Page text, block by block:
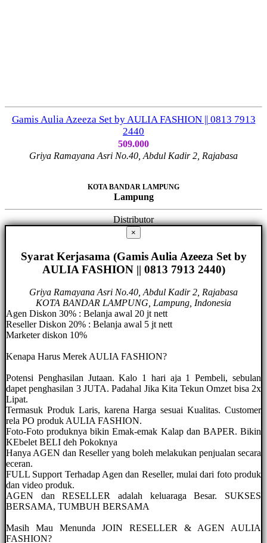
Gamis Aulia Azeeza Set by AULIA FASHION || 0813 7913
2440
509.000
Griya Ramayana Asri No.40, Abdul Kadir 2, Rajabasa
KOTA BANDAR LAMPUNG
Lampung
Distributor
×
Syarat Kerjasama (Gamis Aulia Azeeza Set by
AULIA FASHION || 0813 7913 2440)
Griya Ramayana Asri No.40, Abdul Kadir 2, Rajabasa
KOTA BANDAR LAMPUNG, Lampung, Indonesia
Agen Diskon 30% : Belanja awal 20 jt nett
Reseller Diskon 20% : Belanja awal 5 jt nett
Marketer diskon 10%
Kenapa Harus Merek AULIA FASHION?
Potensi Penghasilan Jutaan. Kalo 1 hari aja 1 Pembeli, sebulan
dapet penghasilan 3 JUTA. Padahal Jika Kita Tekun Omzet bisa 2x
Lipat.
Termasuk Produk Laris, karena Harga sesuai Kualitas. Customer
rela PO produk AULIA FASHION.
Foto-Foto produknya bikin Emak-emak Kalap dan BAPER. Bikin
KEbelet BELI deh Pokoknya
Hanya AGEN dan Reseller yang boleh melakukan penjualan secara
eceran.
FULL Support Terhadap Agen dan Reseller, mulai dari foto produk
dan video produk.
AGEN dan RESELLER adalah keluaraga Besar. SUKSES
BERSAMA, TUMBUH BERSAMA
Masih Mau Menunda JOIN RESELLER & AGEN AULIA
FASHION?